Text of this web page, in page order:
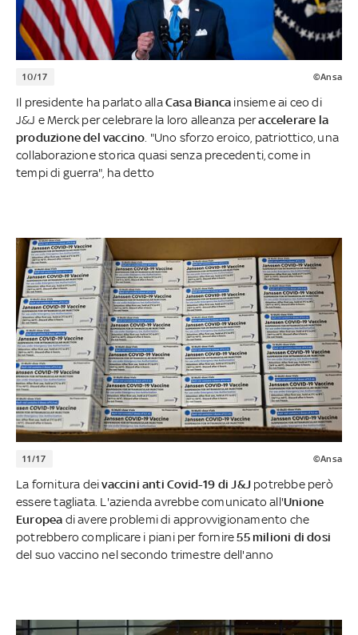
10/17 ©Ansa
Il presidente ha parlato allaCasa Bianca insieme ai ceo di
J&J e Merck per celebrare la loro alleanza peraccelerare la
produzione del vaccino . "Uno sforzo eroico, patriottico, una
collaborazione storica quasi senza precedenti, come in
tempi di guerra", ha detto
11/17 ©Ansa
La fornitura deivaccini anti Covid-19 di J&J potrebbe però
essere tagliata. L'azienda avrebbe comunicato all'Unione
Europea di avere problemi di approvvigionamento che
potrebbero complicare i piani per fornire55 milioni di dosi
del suo vaccino nel secondo trimestre dell'anno